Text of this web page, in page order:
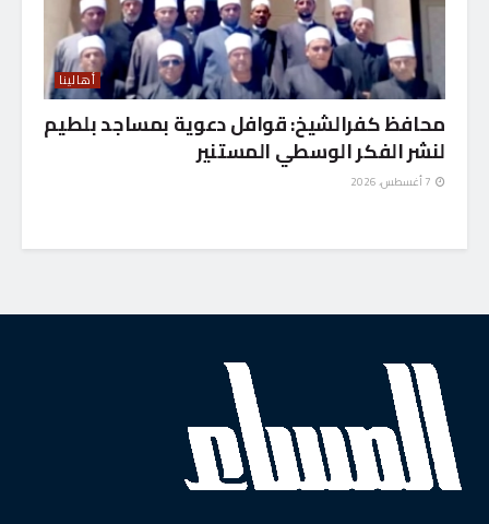
أهالينا
محافظ كفرالشيخ: قوافل دعوية بمساجد بلطيم
لنشر الفكر الوسطي المستنير